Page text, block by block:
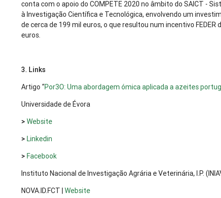
conta com o apoio do COMPETE 2020 no âmbito do SAICT -
à Investigação Científica e Tecnológica, envolvendo um
de cerca de 199 mil euros, o que resultou num incentivo FEDER
euros.
3. Links
Artigo “Por3O: Uma abordagem ómica aplicada a azeites
Universidade de Évora
> Website
> Linkedin
> Facebook
Instituto Nacional de Investigação Agrária e Veterinária, I.P.
NOVA.ID.FCT |Website